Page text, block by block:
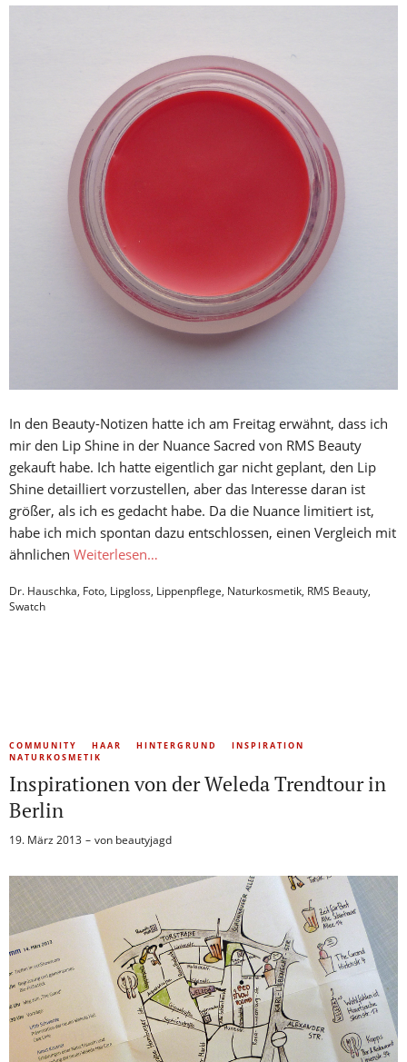
In den Beauty-Notizen hatte ich am Freitag erwähnt, dass ich
mir den Lip Shine in der Nuance Sacred von RMS Beauty
gekauft habe. Ich hatte eigentlich gar nicht geplant, den Lip
Shine detailliert vorzustellen, aber das Interesse daran ist
größer, als ich es gedacht habe. Da die Nuance limitiert ist,
habe ich mich spontan dazu entschlossen, einen Vergleich mit
ähnlichen Weiterlesen…
Dr. Hauschka, Foto, Lipgloss, Lippenpflege, Naturkosmetik, RMS Beauty,
Swatch
COMMUNITY HAAR HINTERGRUND
INSPIRATION
NATURKOSMETIK
Inspirationen von der Weleda Trendtour in
Berlin
19. März 2013 von beautyjagd